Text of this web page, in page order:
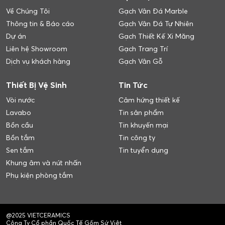
Về Chúng Tôi
Thông tin & Báo cáo
Dự án
Liên hệ Showroom
Dịch vụ khách hàng
Gạch Vân Đá Marble
Gạch Vân Đá Tự Nhiên
Gạch Thiết Kế Xi Măng
Gạch Trang Trí
Gạch Vân Gỗ
Thiết Bị Vệ Sinh
Vòi nước
Lavabo
Bồn cầu
Bồn tắm
Sen tắm
Khung âm và nút nhấn
Phụ kiện phòng tắm
Tin Tức
Cảm hứng thiết kế
Tin sản phẩm
Tin khuyến mại
Tin công ty
Tin tuyển dụng
@2025 VIETCERAMICS
Công Ty Cổ phần Quốc Tế Gốm Sứ Việt